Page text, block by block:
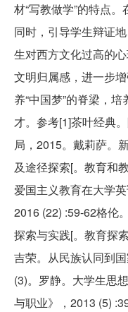
材“写教做学”的特点
同时，引导学生辩证
生对西方文化过高的
文明归属感，进一步
养“中国梦”的脊梁，
才。参考[1]茶叶经典
局，2015。戴莉萨。
及途径探索[。教育和
爱国主义教育在大学
2016 (22) :59-62格伦
探索与实践[。教育探
吉荣。从民族认同到
(3)。罗静。大学生思
与职业》，2013 (5)